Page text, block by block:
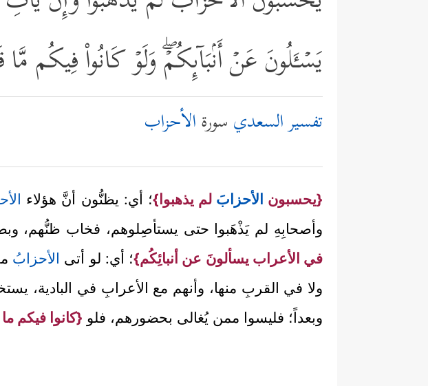
یَسۡـَٔلُونَ عَنۡ أَنۢبَاۤىِٕكُمۡۖ وَلَوۡ كَانُواْ فِیكُم مَّا
تفسير السعدي سورةالأحزاب
{يحسبون الأحزاب َ لم يذهبوا}؛ أي: يظنُّون أنَّ هؤلاء
وأصحابِهِ لم يَذْهَبوا حتى يستأصِلوهم، فخاب ظنُّهم،
في الأعراب يسألونَ عن أنبائِكُم}؛ أي: لو أتى الأحزاب
ولا في القربِ منها، وأنهم مع الأعرابِ في البادية،
وبعداً؛ فليسوا ممن يُغالى بحضورهم، فلو {كانوا فيكم ما